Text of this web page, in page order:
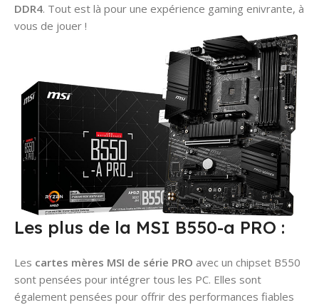
DDR4. Tout est là pour une expérience gaming enivrante, à
vous de jouer !
Les plus de la MSI B550-a PRO :
Les cartes mères MSI de série PRO avec un chipset B550
sont pensées pour intégrer tous les PC. Elles sont
également pensées pour offrir des performances fiables